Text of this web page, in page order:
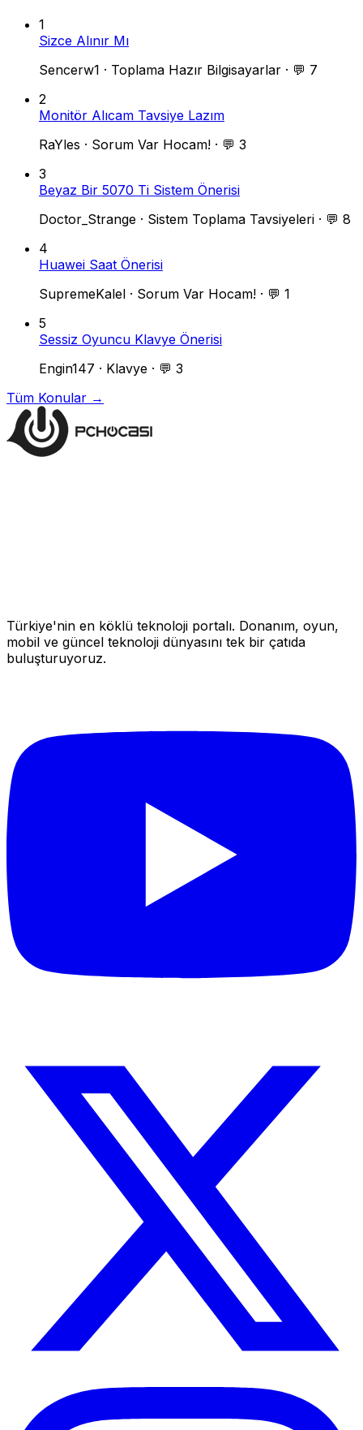
1
Sizce Alınır Mı
Sencerw1 · Toplama Hazır Bilgisayarlar · 💬 7
2
Monitör Alıcam Tavsiye Lazım
RaYles · Sorum Var Hocam! · 💬 3
3
Beyaz Bir 5070 Ti Sistem Önerisi
Doctor_Strange · Sistem Toplama Tavsiyeleri · 💬 8
4
Huawei Saat Önerisi
SupremeKalel · Sorum Var Hocam! · 💬 1
5
Sessiz Oyuncu Klavye Önerisi
Engin147 · Klavye · 💬 3
Tüm Konular →
Türkiye'nin en köklü teknoloji portalı. Donanım, oyun,
mobil ve güncel teknoloji dünyasını tek bir çatıda
buluşturuyoruz.